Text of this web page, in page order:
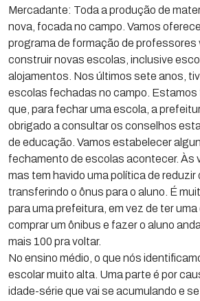
Mercadante: Toda a produção de
nova, focada no campo. Vamos
programa de formação de professores
construir novas escolas, inclusive
alojamentos. Nos últimos sete anos,
escolas fechadas no campo. Estamos
que, para fechar uma escola, a
obrigado a consultar os conselhos
de educação. Vamos estabelecer
fechamento de escolas acontecer. Às
mas tem havido uma política de reduzir
transferindo o ônus para o aluno. É
para uma prefeitura, em vez de ter uma
comprar um ônibus e fazer o aluno
mais 100 pra voltar.
No ensino médio, o que nós
escolar muito alta. Uma parte é por
idade-série que vai se acumulando e